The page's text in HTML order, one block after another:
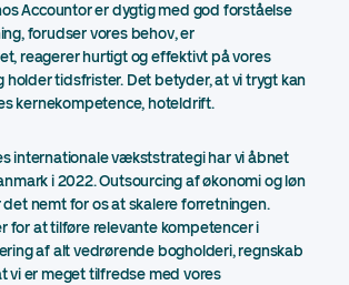
Accountor er dygtig med god forståelse
forudser vores behov, er
reagerer hurtigt og effektivt på vores
holder tidsfrister. Det betyder, at vi trygt kan
kernekompetence, hoteldrift.
internationale vækststrategi har vi åbnet
i 2022. Outsourcing af økonomi og løn
nemt for os at skalere forretningen.
for at tilføre relevante kompetencer i
af alt vedrørende bogholderi, regnskab
vi er meget tilfredse med vores